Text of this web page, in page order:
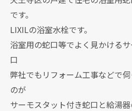
です。
LIXILの浴室水栓です。
浴室用の蛇口等でよく見かける
口
弊社でもリフォーム工事などで
のが
サーモスタット付き蛇口と給湯